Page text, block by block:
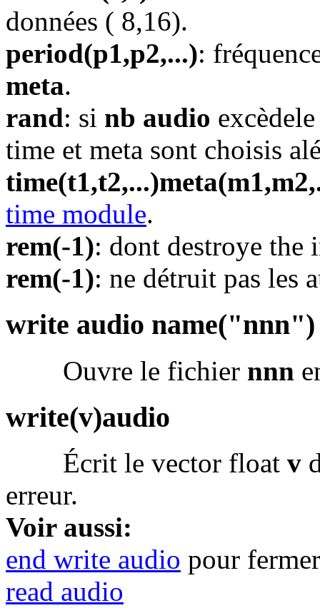
données ( 8,16).
period(p1,p2,...):
meta.
rand: si nb audio
time et meta sont choisis
time module.
rem(-1): dont destroye the
rem(-1): ne détruit pas les
write audio name("nnn")
Ouvre le fichier nnn
write(v)audio
Écrit le vector float v
erreur.
Voir aussi:
end write audio pour
read audio